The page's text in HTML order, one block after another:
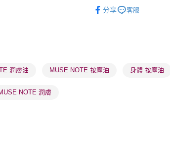
每筆HK$65.00，滿
分享 客服
潤膚油 MUSE NOTE 按摩油 身體 按摩油
NOTE 潤膚